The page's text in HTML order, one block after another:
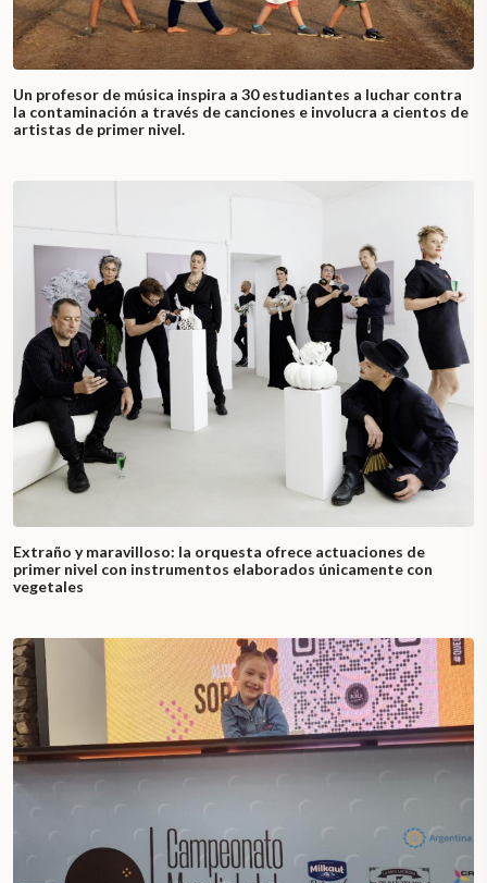
Un profesor de música inspira a 30 estudiantes a luchar contra
la contaminación a través de canciones e involucra a cientos de
artistas de primer nivel.
Extraño y maravilloso: la orquesta ofrece actuaciones de
primer nivel con instrumentos elaborados únicamente con
vegetales